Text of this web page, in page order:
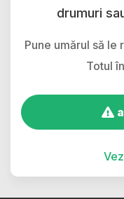
drumuri
Pune umărul să le
Totul